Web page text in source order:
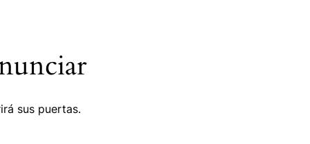
sus puertas.